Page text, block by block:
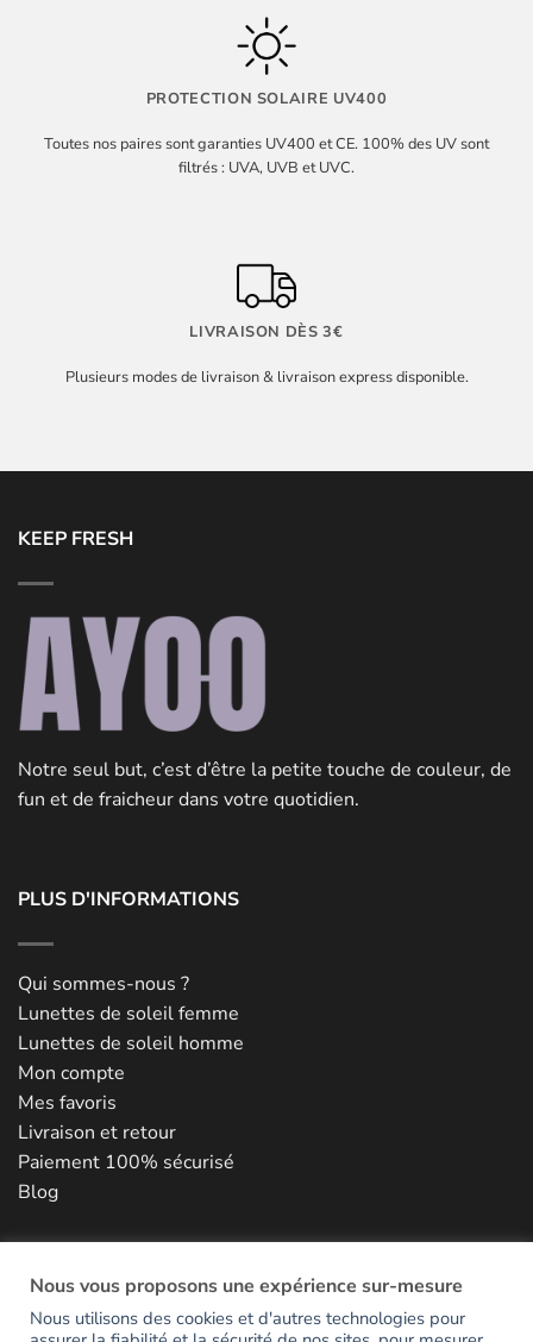
PROTECTION SOLAIRE UV400
Toutes nos paires sont garanties UV400 et CE. 100% des UV sont
filtrés : UVA, UVB et UVC.
LIVRAISON DÈS 3€
Plusieurs modes de livraison & livraison express disponible.
KEEP FRESH
Notre seul but, c’est d’être la petite touche de couleur, de
fun et de fraicheur dans votre quotidien.
PLUS D'INFORMATIONS
Qui sommes-nous ?
Lunettes de soleil femme
Lunettes de soleil homme
Mon compte
Mes favoris
Livraison et retour
Paiement 100% sécurisé
Blog
Nous vous proposons une expérience sur-mesure
Nous utilisons des cookies et d'autres technologies pour